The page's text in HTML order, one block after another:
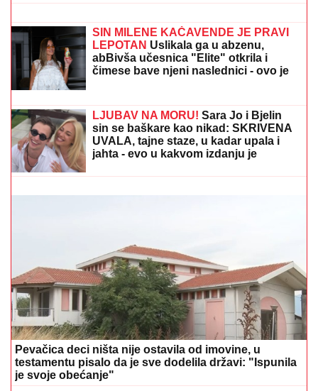
Haos na crnogorskom primorju! Terza
i Munjez oči u oči, on progovorio o
tužbama: "Pretila mi je, pokazao sam
joj dokaze" (VIDEO)
abBivša učesnica "Elite" otkrila i
čimese bave njeni naslednici - ovo je
prava ISTINA
JEDAN POZIVMENjA SVE: U narednih 30 dana za
ova 3 znaka konačno sve dolazi na svoje mesto
LJUBAV NA MORU!Sara Jo i Bjelin
sin se baškare kao nikad: SKRIVENA
UVALA, tajne staze, u kadar upala i
jahta - evo u kakvom izdanju je
pevačica slikala Alekseja (FOTO)